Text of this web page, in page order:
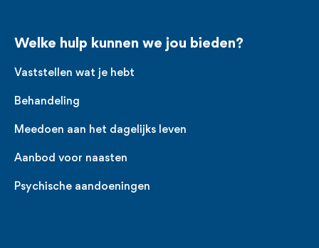
Welke hulp kunnen we jou bieden?
Vaststellen wat je hebt
Behandeling
Meedoen aan het dagelijks leven
Aanbod voor naasten
Psychische aandoeningen